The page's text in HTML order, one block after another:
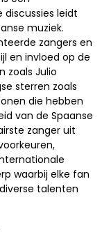
leidt
muziek.
zangers en
en invloed op de
zoals Julio
sterren zoals
die hebben
van de Spaanse
zanger uit
waarbij elke fan
talenten